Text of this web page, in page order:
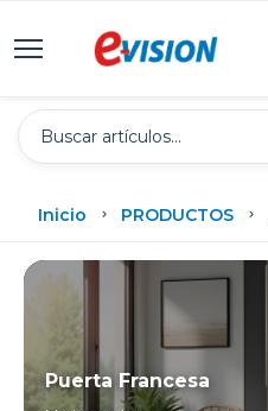
Inicio PRODUCTOS
Puerta Francesa